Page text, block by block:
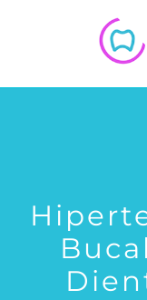
CONTÁCTANOS